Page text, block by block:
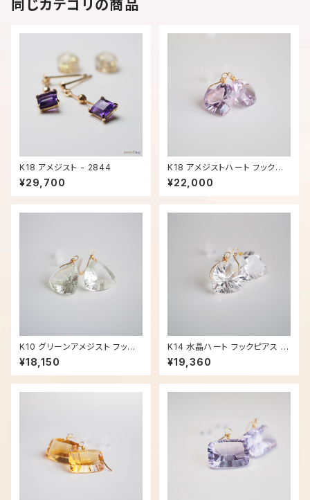
同じカテゴリの商品
K18 アメジスト - 2844
¥29,700
K18 アメジストハート フックピ
アス - 2969
¥22,000
K10 グリーンアメジスト フック
ピアス - 2970
¥18,150
K14 水晶ハート フックピアス -
2968
¥19,360